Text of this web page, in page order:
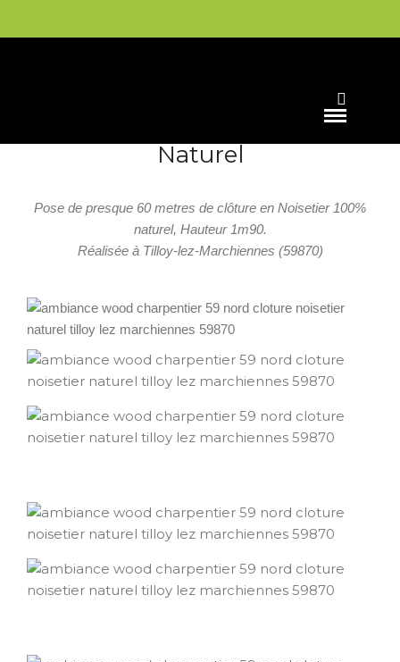
Clôture en Noisetier 100%
Naturel
Pose de presque 60 metres de clôture en Noisetier 100%
naturel, Hauteur 1m90.
Réalisée à Tilloy-lez-Marchiennes (59870)